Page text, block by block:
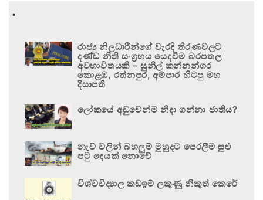
.
රාජ්‍ය නිලධාරීන්ගේ වැරදි තීරණවලට
දණ්ඩ නීති සංග්‍රහය යෙදවීම බරපතල
අවභාවිතයකි – සුනිල් කන්නන්ගර
කොළඹ, රත්නපුර, අම්පාර හිටපු මහ
දිසාපති
ලෝකයේ අඩුවෙන්ම නිදා ගන්නා ජාතිය?
නැව් වලින් බහලුම් මුහුදට පෙරලීම සුළු
පටු දෙයක් නොවේ
විශ්වවිද්‍යාල කඩඉම් ලකුණු නිකුත් කෙරේ